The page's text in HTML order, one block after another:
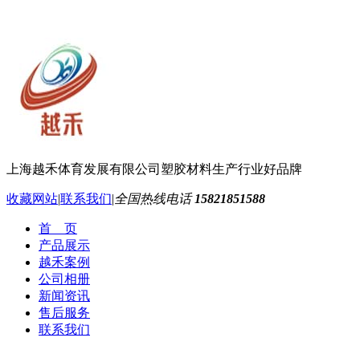
上海越禾体育发展有限公司 塑胶材料生产行业好品牌
收藏网站|联系我们|全国热线电话15821851588
首 页
产品展示
越禾案例
公司相册
新闻资讯
售后服务
联系我们